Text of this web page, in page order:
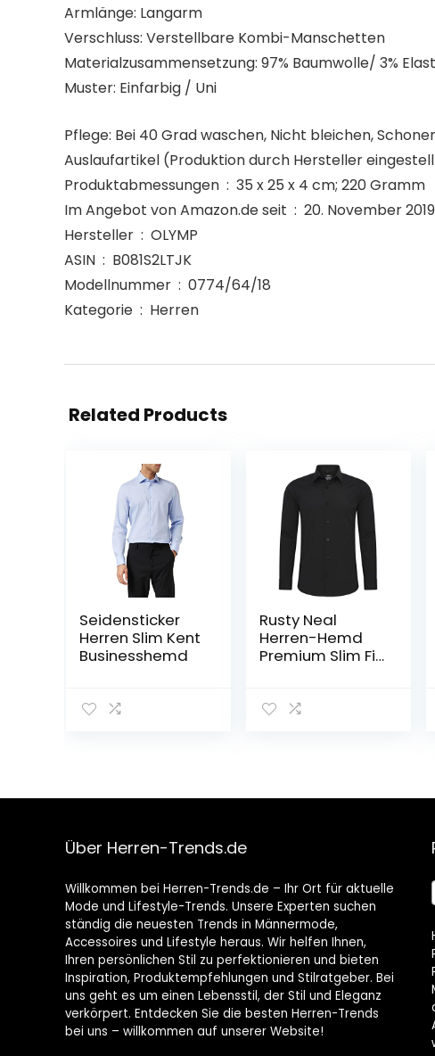
Armlänge: Langarm
Verschluss: Verstellbare Kombi-Manschetten
Materialzusammensetzung: 97% Baumwolle/ 3%
Muster: Einfarbig / Uni
Pflege: Bei 40 Grad waschen, Nicht bleichen,
Produktabmessungen ‏ : ‎ 35 x 25 x 4 cm; 220 Gramm
Im Angebot von Amazon.de seit ‏ : ‎ 20. November 2019
Hersteller ‏ : ‎ OLYMP
ASIN ‏ : ‎ B081S2LTJK
Modellnummer ‏ : ‎ 0774/64/18
Kategorie ‏ : ‎ Herren
Related Products
Seidensticker
Herren Slim Kent
Businesshemd
Rusty Neal
Herren-Hemd
Premium Slim Fit
Hemd Business-
Über Herren-Trends.de
Willkommen bei Herren-Trends.de – Ihr Ort für aktuelle
Mode und Lifestyle-Trends. Unsere Experten suchen
ständig die neuesten Trends in Männermode,
Accessoires und Lifestyle heraus. Wir helfen Ihnen,
Ihren persönlichen Stil zu perfektionieren und bieten
Inspiration, Produktempfehlungen und Stilratgeber. Bei
uns geht es um einen Lebensstil, der Stil und Eleganz
verkörpert. Entdecken Sie die besten Herren-Trends
bei uns – willkommen auf unserer Website!